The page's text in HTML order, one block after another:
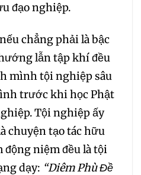
đạo nghiệp.
chẳng phải là bậc
lẫn tập khí đều
mình tội nghiệp sâu
trước khi học Phật
Tội nghiệp ấy
chuyện tạo tác hữu
niệm đều là tội
dạy: “Diêm Phù Đề